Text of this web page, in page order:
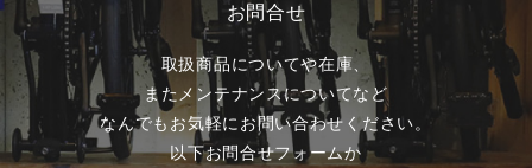
お問合せ
取扱商品についてや在庫、
またメンテナンスについてなど
なんでもお気軽にお問い合わせください。
以下お問合せフォームか